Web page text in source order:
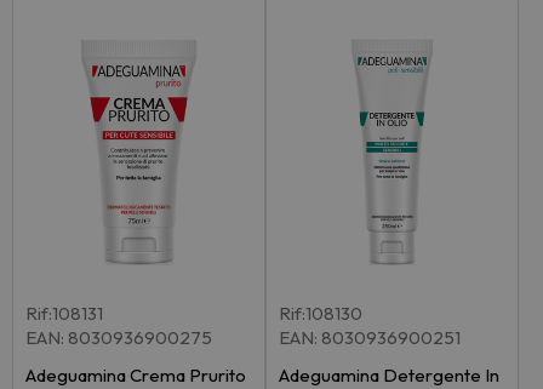
Rif:108131
EAN: 8030936900275
Adeguamina Crema Prurito
Rif:108130
EAN: 8030936900251
Adeguamina Detergente In